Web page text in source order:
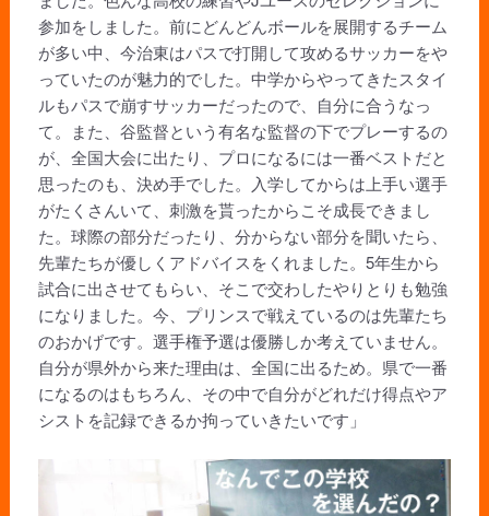
参加をしました。前にどんどんボールを展開するチーム
が多い中、今治東はパスで打開して攻めるサッカーをや
っていたのが魅力的でした。中学からやってきたスタイ
ルもパスで崩すサッカーだったので、自分に合うなっ
て。また、谷監督という有名な監督の下でプレーするの
が、全国大会に出たり、プロになるには一番ベストだと
思ったのも、決め手でした。入学してからは上手い選手
がたくさんいて、刺激を貰ったからこそ成長できまし
た。球際の部分だったり、分からない部分を聞いたら、
先輩たちが優しくアドバイスをくれました。5年生から
試合に出させてもらい、そこで交わしたやりとりも勉強
になりました。今、プリンスで戦えているのは先輩たち
のおかげです。選手権予選は優勝しか考えていません。
自分が県外から来た理由は、全国に出るため。県で一番
になるのはもちろん、その中で自分がどれだけ得点やア
シストを記録できるか拘っていきたいです」